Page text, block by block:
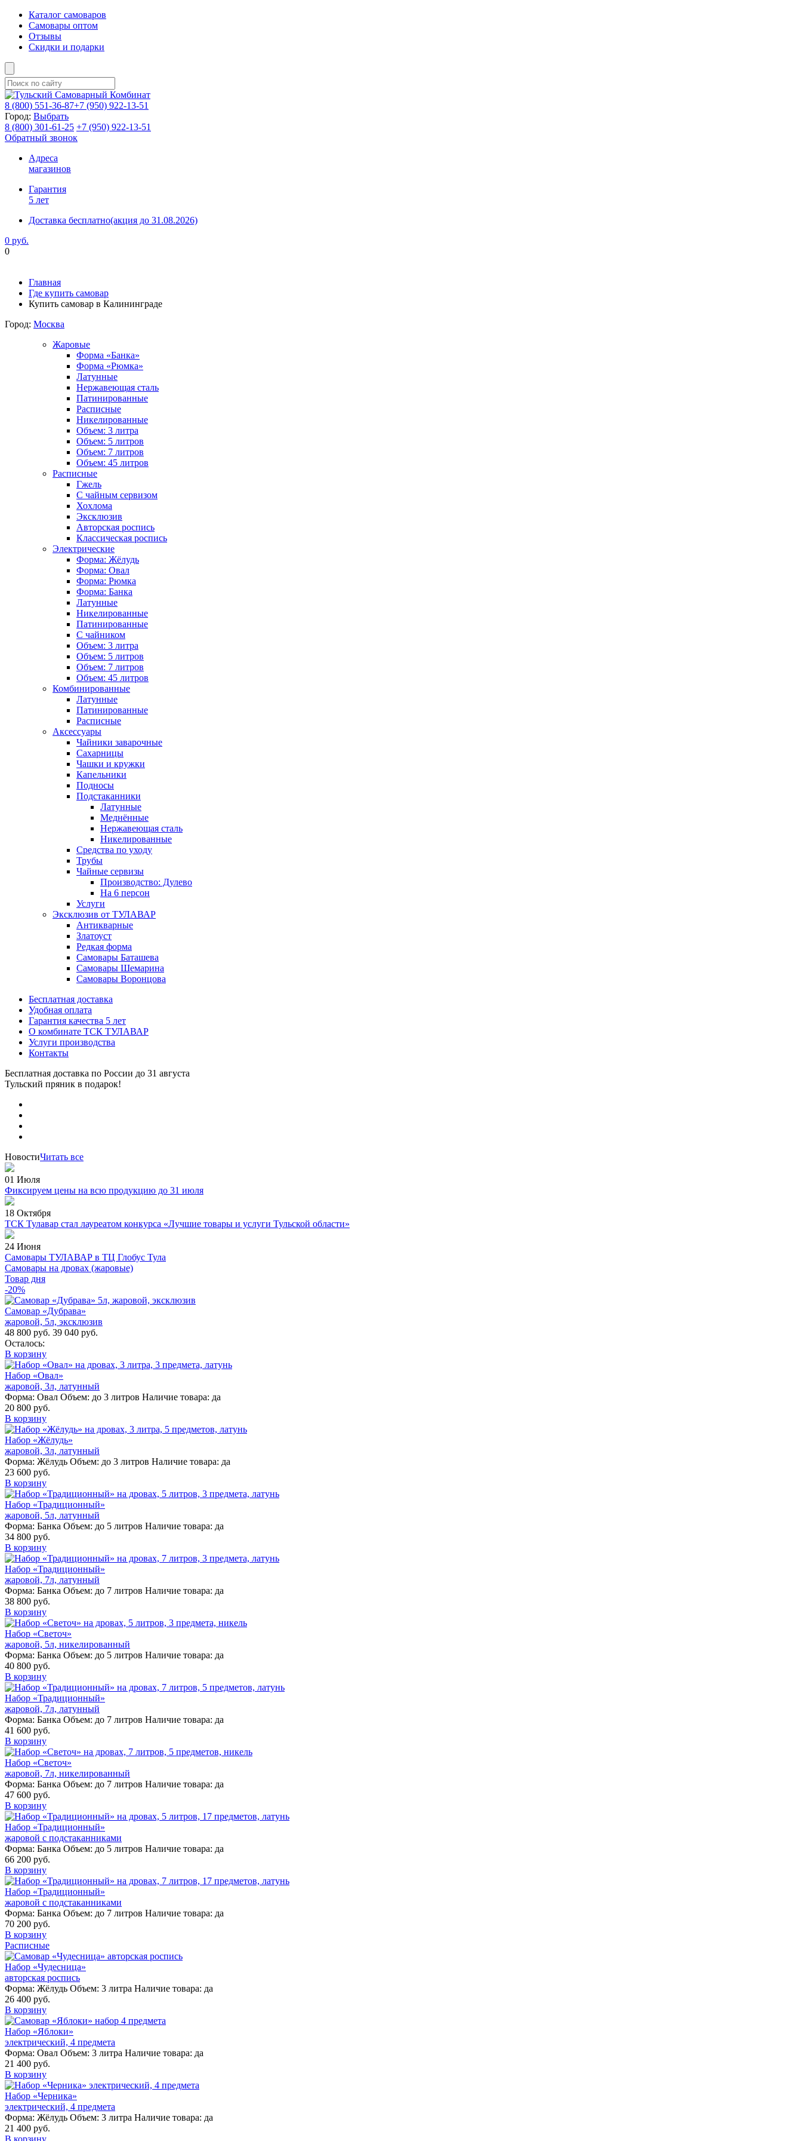
Каталог самоваров
Самовары оптом
Отзывы
Скидки и подарки
8 (800) 551-36-87+7 (950) 922-13-51
Город: Выбрать
8 (800) 301-61-25 +7 (950) 922-13-51
Обратный звонок
Адреса
магазинов
Гарантия
5 лет
Доставка бесплатно(акция до 31.08.2026)
0 руб.
0
Главная
Где купить самовар
Купить самовар в Калининграде
Город: Москва
Жаровые
Форма «Банка»
Форма «Рюмка»
Латунные
Нержавеющая сталь
Патинированные
Расписные
Никелированные
Объем: 3 литра
Объем: 5 литров
Объем: 7 литров
Объем: 45 литров
Расписные
Гжель
С чайным сервизом
Хохлома
Эксклюзив
Авторская роспись
Классическая роспись
Электрические
Форма: Жёлудь
Форма: Овал
Форма: Рюмка
Форма: Банка
Латунные
Никелированные
Патинированные
С чайником
Объем: 3 литра
Объем: 5 литров
Объем: 7 литров
Объем: 45 литров
Комбинированные
Латунные
Патинированные
Расписные
Аксессуары
Чайники заварочные
Сахарницы
Чашки и кружки
Капельники
Подносы
Подстаканники
Латунные
Меднённые
Нержавеющая сталь
Никелированные
Средства по уходу
Трубы
Чайные сервизы
Производство: Дулево
На 6 персон
Услуги
Эксклюзив от ТУЛАВАР
Антикварные
Златоуст
Редкая форма
Самовары Баташева
Самовары Шемарина
Самовары Воронцова
Бесплатная доставка
Удобная оплата
Гарантия качества 5 лет
О комбинате ТСК ТУЛАВАР
Услуги производства
Контакты
Бесплатная доставка по России до 31 августа
Тульский пряник в подарок!
НовостиЧитать все
01 Июля
Фиксируем цены на всю продукцию до 31 июля
18 Октября
ТСК Тулавар стал лауреатом конкурса «Лучшие товары и услуги Тульской области»
24 Июня
Самовары ТУЛАВАР в ТЦ Глобус Тула
Самовары на дровах (жаровые)
Товар дня
-20%
Самовар «Дубрава»
жаровой, 5л, эксклюзив
48 800 руб. 39 040 руб.
Осталось:
В корзину
Набор «Овал»
жаровой, 3л, латунный
Форма: Овал Объем: до 3 литров Наличие товара: да
20 800 руб.
В корзину
Набор «Жёлудь»
жаровой, 3л, латунный
Форма: Жёлудь Объем: до 3 литров Наличие товара: да
23 600 руб.
В корзину
Набор «Традиционный»
жаровой, 5л, латунный
Форма: Банка Объем: до 5 литров Наличие товара: да
34 800 руб.
В корзину
Набор «Традиционный»
жаровой, 7л, латунный
Форма: Банка Объем: до 7 литров Наличие товара: да
38 800 руб.
В корзину
Набор «Светоч»
жаровой, 5л, никелированный
Форма: Банка Объем: до 5 литров Наличие товара: да
40 800 руб.
В корзину
Набор «Традиционный»
жаровой, 7л, латунный
Форма: Банка Объем: до 7 литров Наличие товара: да
41 600 руб.
В корзину
Набор «Светоч»
жаровой, 7л, никелированный
Форма: Банка Объем: до 7 литров Наличие товара: да
47 600 руб.
В корзину
Набор «Традиционный»
жаровой с подстаканниками
Форма: Банка Объем: до 5 литров Наличие товара: да
66 200 руб.
В корзину
Набор «Традиционный»
жаровой с подстаканниками
Форма: Банка Объем: до 7 литров Наличие товара: да
70 200 руб.
В корзину
Расписные
Набор «Чудесница»
авторская роспись
Форма: Жёлудь Объем: 3 литра Наличие товара: да
26 400 руб.
В корзину
Набор «Яблоки»
электрический, 4 предмета
Форма: Овал Объем: 3 литра Наличие товара: да
21 400 руб.
В корзину
Набор «Черника»
электрический, 4 предмета
Форма: Жёлудь Объем: 3 литра Наличие товара: да
21 400 руб.
В корзину